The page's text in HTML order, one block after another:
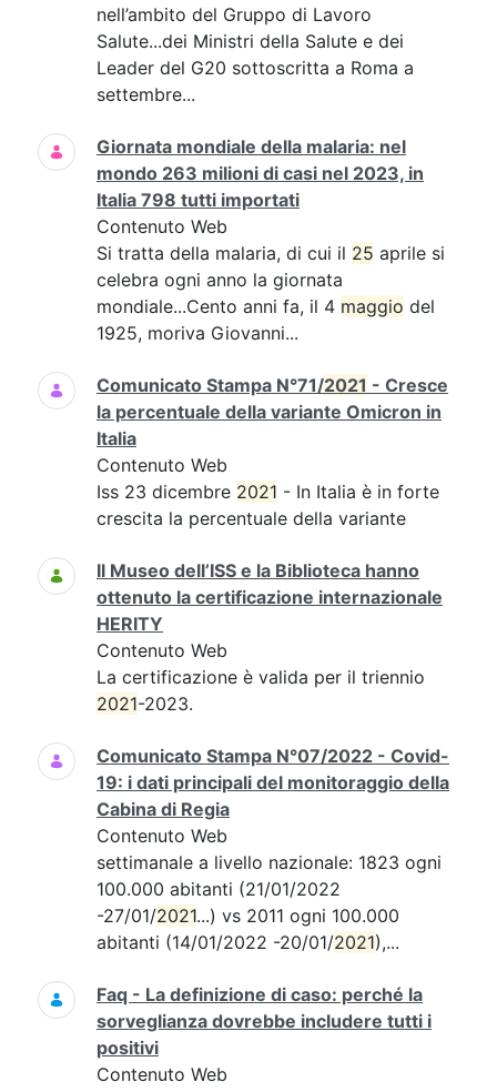
nell’ambito del Gruppo di Lavoro
Salute...dei Ministri della Salute e dei
Leader del G20 sottoscritta a Roma a
settembre...
Giornata mondiale della malaria: nel
mondo 263 milioni di casi nel 2023, in
Italia 798 tutti importati
Contenuto Web
Si tratta della malaria, di cui il 25 aprile si
celebra ogni anno la giornata
mondiale...Cento anni fa, il 4 maggio del
1925, moriva Giovanni...
Comunicato Stampa N°71/2021 - Cresce
la percentuale della variante Omicron in
Italia
Contenuto Web
Iss 23 dicembre 2021 - In Italia è in forte
crescita la percentuale della variante
Il Museo dell’ISS e la Biblioteca hanno
ottenuto la certificazione internazionale
HERITY
Contenuto Web
La certificazione è valida per il triennio
2021-2023.
Comunicato Stampa N°07/2022 - Covid-
19: i dati principali del monitoraggio della
Cabina di Regia
Contenuto Web
settimanale a livello nazionale: 1823 ogni
100.000 abitanti (21/01/2022
-27/01/2021...) vs 2011 ogni 100.000
abitanti (14/01/2022 -20/01/2021),...
Faq - La definizione di caso: perché la
sorveglianza dovrebbe includere tutti i
positivi
Contenuto Web